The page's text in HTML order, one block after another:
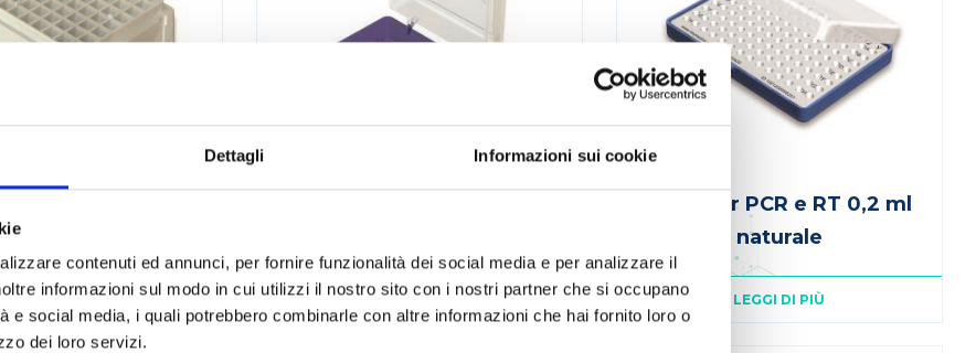
Dettagli Informazioni sui cookie
contenuti ed annunci, per fornire funzionalità dei social media e per analizzare il
informazioni sul modo in cui utilizzi il nostro sito con i nostri partner che si occupano
e social media, i quali potrebbero combinarle con altre informazioni che hai fornito loro o
dei loro servizi.
per rack
LEGGI DI PIÙ LEGGI DI PIÙ
Rack per PCR e RT 0,2 ml
naturale
LEGGI DI PIÙ